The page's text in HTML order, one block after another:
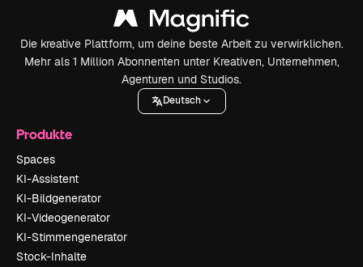
Die kreative Plattform, um deine beste Arbeit zu verwirklichen.
Mehr als 1 Million Abonnenten unter Kreativen, Unternehmen,
Agenturen und Studios.
Deutsch
Produkte
Spaces
KI-Assistent
KI-Bildgenerator
KI-Videogenerator
KI-Stimmengenerator
Stock-Inhalte